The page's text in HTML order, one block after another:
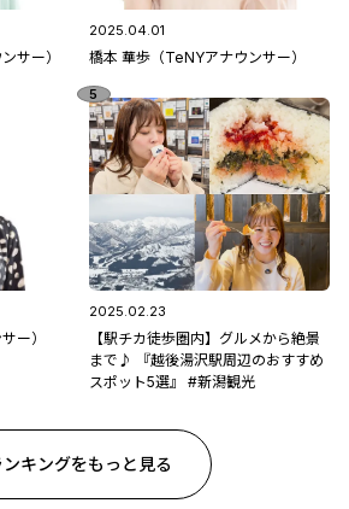
サー）
2025.04.01
橋本 華歩（TeNYアナウンサー）
ー）
2025.02.23
【駅チカ徒歩圏内】グルメから絶景
まで♪ 『越後湯沢駅周辺のおすすめ
スポット5選』 #新潟観光
ンキングをもっと見る